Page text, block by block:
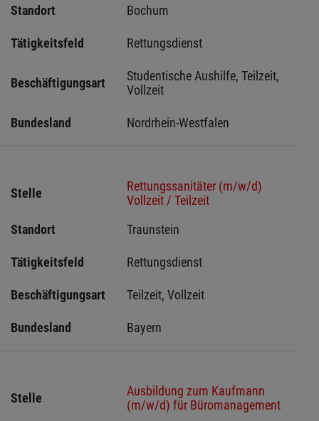
Standort
Bochum
Tätigkeitsfeld Rettungsdienst
Beschäftigungsart
Studentische Aushilfe, Teilzeit,
Vollzeit
Bundesland Nordrhein-Westfalen
Stelle
Rettungssanitäter (m/w/d)
Vollzeit / Teilzeit
Standort
Traunstein
Tätigkeitsfeld Rettungsdienst
Beschäftigungsart Teilzeit, Vollzeit
Bundesland Bayern
Stelle
Ausbildung zum Kaufmann
(m/w/d) für Büromanagement